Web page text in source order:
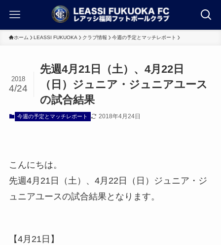
ホーム LEASSI FUKUOKA クラブ情報 今週の予定とマッチレポート
先週4月21日（土）、4月22日
（日）ジュニア・ジュニアユース
の試合結果
2018
4/24
今週の予定とマッチレポート 2018年4月24日
こんにちは。
先週4月21日（土）、4月22日（日）ジュニア・ジ
ュニアユースの試合結果となります。
【4月21日】